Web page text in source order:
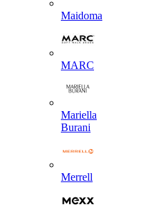
Maidoma
MARC
Mariella
Burani
Merrell